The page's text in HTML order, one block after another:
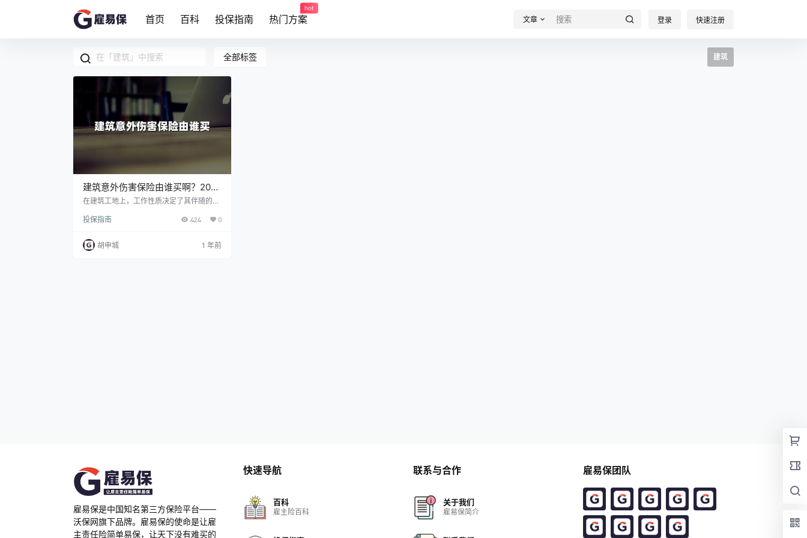
首页 百科 投保指南 热门方案
hot
文章 登录 快速注册
全部标签 建筑
建筑意外伤害保险由谁买啊？2025
施工人员意外险要多少钱？
在建筑工地上，工作性质决定了其伴随的高
保障的重要性。建筑意外伤害保险便是这一
人及其家庭带来的经济负担。 一、建筑意外
伤害保险由谁买啊？ 通常是由建筑公司或者
投保指南 424 0
胡申城 1 年前
雇易保是中国知名第三方保险平台——
沃保网旗下品牌。雇易保的使命是让雇
主责任险简单易保，让天下没有难买的
快速导航
百科
雇主险百科
联系与合作
关于我们
雇易保简介
雇易保团队